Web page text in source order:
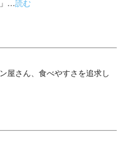
」…読む
屋さん、食べやすさを追求し